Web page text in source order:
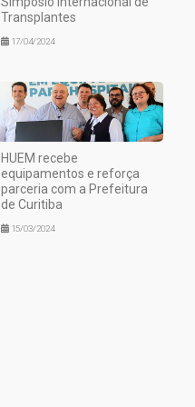
Transplantes
17/04/2024
HUEM recebe
equipamentos e reforça
parceria com a Prefeitura
de Curitiba
15/03/2024